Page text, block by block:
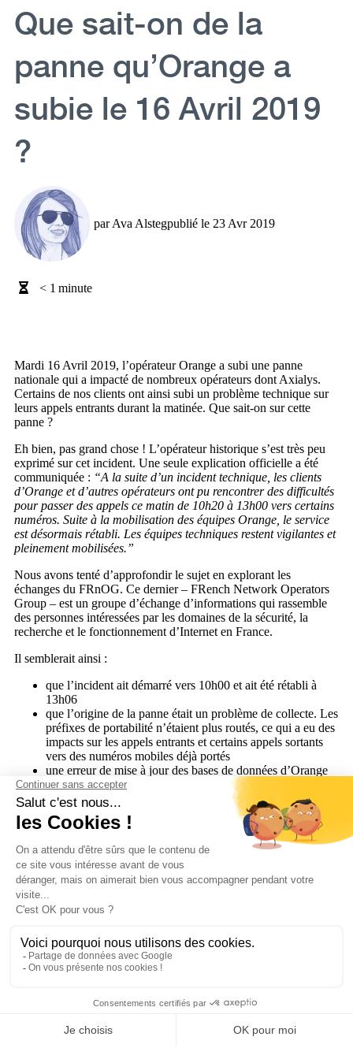
Que sait-on de la
panne qu’Orange a
subie le 16 Avril 2019
?
parAva Alstegpublié le 23 Avr 2019
< 1 minute
Mardi 16 Avril 2019, l’opérateur Orange a subi une panne
nationale qui a impacté de nombreux opérateurs dont Axialys.
Certains de nos clients ont ainsi subi un problème technique sur
leurs appels entrants durant la matinée. Que sait-on sur cette
panne ?
Eh bien, pas grand chose ! L’opérateur historique s’est très peu
exprimé sur cet incident. Une seule explication officielle a été
communiquée : “A la suite d’un incident technique, les clients
d’Orange et d’autres opérateurs ont pu rencontrer des difficultés
pour passer des appels ce matin de 10h20 à 13h00 vers certains
numéros. Suite à la mobilisation des équipes Orange, le service
est désormais rétabli. Les équipes techniques restent vigilantes et
pleinement mobilisées.”
Nous avons tenté d’approfondir le sujet en explorant les
échanges du FRnOG. Ce dernier – FRench Network Operators
Group – est un groupe d’échange d’informations qui rassemble
des personnes intéressées par les domaines de la sécurité, la
recherche et le fonctionnement d’Internet en France.
Il semblerait ainsi :
que l’incident ait démarré vers 10h00 et ait été rétabli à
13h06
que l’origine de la panne était un problème de collecte. Les
préfixes de portabilité n’étaient plus routés, ce qui a eu des
impacts sur les appels entrants et certains appels sortants
vers des numéros mobiles déjà portés
une erreur de mise à jour des bases de données d’Orange
serait en cause
Ces raisons expliqueraient les conséquences de l’incident sur
plusieurs opérateurs qui ont des interconnexions avec Orange,
Nous restons en alerte au cas où d’autres éléments viendraient
éclaircir cette panne !
Actualités